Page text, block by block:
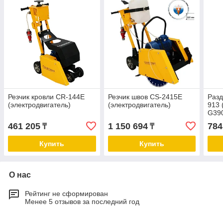
Резчик кровли CR-144E
(электродвигатель)
461 205 ₸
Купить
Резчик швов CS-2415E
(электродвигатель)
1 150 694₸
Купить
913
О нас
Рейтинг не сформирован
Менее 5 отзывов за последний год